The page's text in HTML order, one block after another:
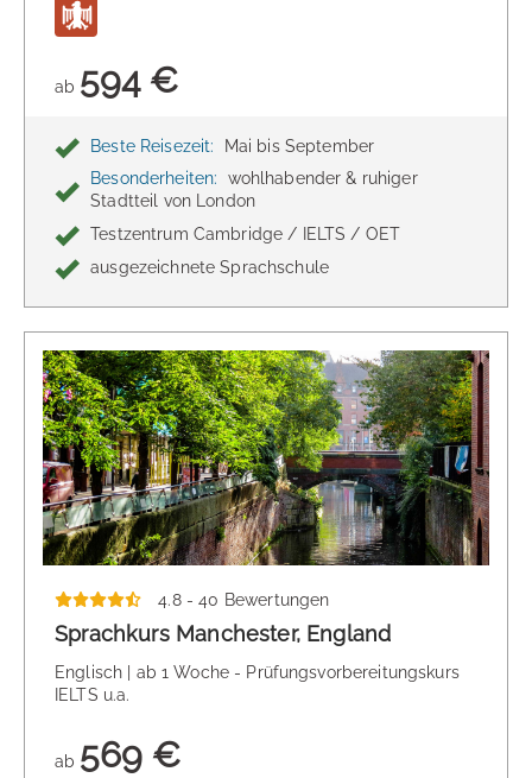
ab 594 €
Beste Reisezeit:
Mai bis September
Besonderheiten:
wohlhabender & ruhiger
Stadtteil von London
Testzentrum Cambridge / IELTS / OET
ausgezeichnete Sprachschule
4.8 - 40 Bewertungen
Sprachkurs Manchester, England
Englisch | ab 1 Woche - Prüfungsvorbereitungskurs
IELTS u.a.
ab 569 €